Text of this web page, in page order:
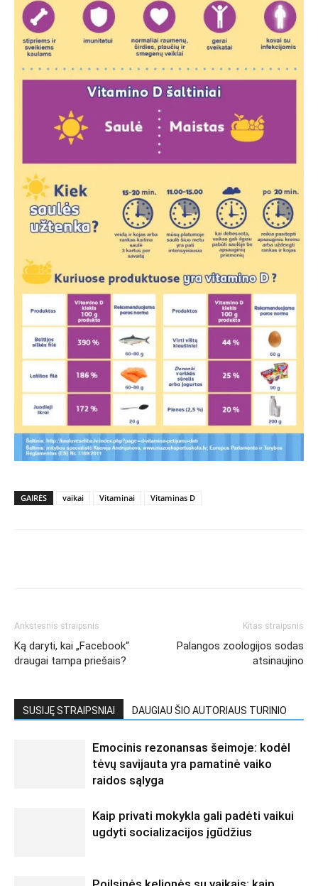
GAIRĖS vaikai Vitaminai Vitaminas D
Ankstesnis straipsnis
Ką daryti, kai „Facebook“
draugai tampa priešais?
Kitas straipsnis
Palangos zoologijos sodas
atsinaujino
SUSIJĘ STRAIPSNIAI DAUGIAU ŠIO AUTORIAUS TURINIO
Emocinis rezonansas šeimoje: kodėl
tėvų savijauta yra pamatinė vaiko
raidos sąlyga
Kaip privati mokykla gali padėti vaikui
ugdyti socializacijos įgūdžius